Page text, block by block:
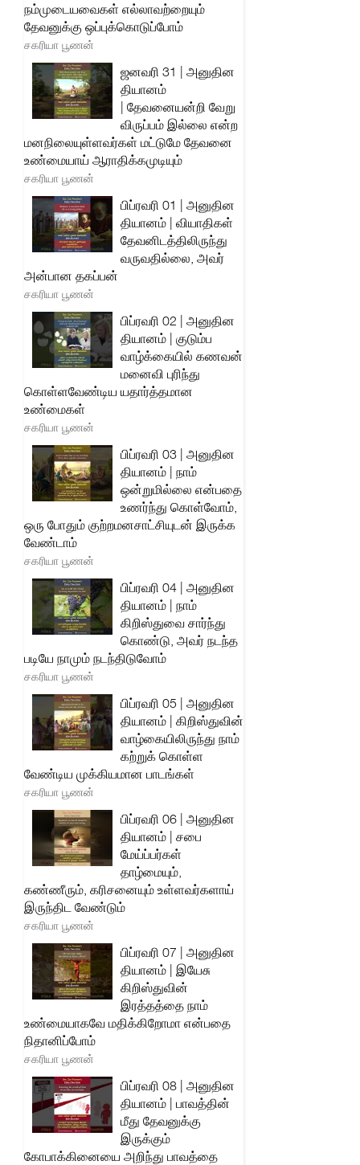
நம்முடையவைகள் எல்லாவற்றையும்
தேவனுக்கு ஒப்புக்கொடுப்போம்
சகரியா பூணன்
ஜனவரி 31 | அனுதின
தியானம்
| தேவனையன்றி வேறு
விருப்பம் இல்லை என்ற
மனநிலையுள்ளவர்கள் மட்டுமே தேவனை
உண்மையாய் ஆராதிக்கமுடியும்
சகரியா பூணன்
பிப்ரவரி 01 | அனுதின
தியானம் | வியாதிகள்
தேவனிடத்திலிருந்து
வருவதில்லை, அவர்
அன்பான தகப்பன்
சகரியா பூணன்
பிப்ரவரி 02 | அனுதின
தியானம் | குடும்ப
வாழ்க்கையில் கணவன்
மனைவி புரிந்து
கொள்ளவேண்டிய யதார்த்தமான
உண்மைகள்
சகரியா பூணன்
பிப்ரவரி 03 | அனுதின
தியானம் | நாம்
ஒன்றுமில்லை என்பதை
உணர்ந்து கொள்வோம்,
ஒரு போதும் குற்றமனசாட்சியுடன் இருக்க
வேண்டாம்
சகரியா பூணன்
பிப்ரவரி 04 | அனுதின
தியானம் | நாம்
கிறிஸ்துவை சார்ந்து
கொண்டு, அவர் நடந்த
படியே நாமும் நடந்திடுவோம்
சகரியா பூணன்
பிப்ரவரி 05 | அனுதின
தியானம் | கிறிஸ்துவின்
வாழ்கையிலிருந்து நாம்
கற்றுக் கொள்ள
வேண்டிய முக்கியமான பாடங்கள்
சகரியா பூணன்
பிப்ரவரி 06 | அனுதின
தியானம் | சபை
மேய்ப்பர்கள்
தாழ்மையும்,
கண்ணீரும், கரிசனையும் உள்ளவர்களாய்
இருந்திட வேண்டும்
சகரியா பூணன்
பிப்ரவரி 07 | அனுதின
தியானம் | இயேசு
கிறிஸ்துவின்
இரத்தத்தை நாம்
உண்மையாகவே மதிக்கிறோமா என்பதை
நிதானிப்போம்
சகரியா பூணன்
பிப்ரவரி 08 | அனுதின
தியானம் | பாவத்தின்
மீது தேவனுக்கு
இருக்கும்
கோபாக்கினையை அறிந்து பாவத்தை